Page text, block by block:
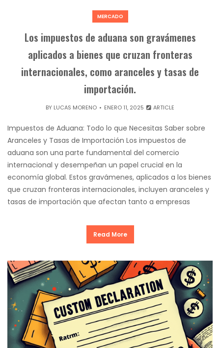
MERCADO
Los impuestos de aduana son gravámenes
aplicados a bienes que cruzan fronteras
internacionales, como aranceles y tasas de
importación.
BY LUCAS MORENO ENERO 11, 2025 ARTICLE
Impuestos de Aduana: Todo lo que Necesitas Saber sobre
Aranceles y Tasas de Importación Los impuestos de
aduana son una parte fundamental del comercio
internacional y desempeñan un papel crucial en la
economía global. Estos gravámenes, aplicados a los bienes
que cruzan fronteras internacionales, incluyen aranceles y
tasas de importación que afectan tanto a empresas
Read More